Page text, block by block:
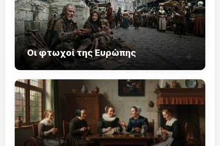
Οι φτωχοί της Ευρώπης